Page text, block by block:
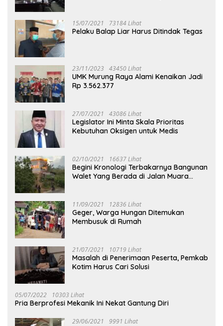
15/07/2021 73184 Lihat
Pelaku Balap Liar Harus Ditindak Tegas
23/11/2023 43450 Lihat
UMK Murung Raya Alami Kenaikan Jadi
Rp 3.562.377
27/07/2021 43086 Lihat
Legislator Ini Minta Skala Prioritas
Kebutuhan Oksigen untuk Medis
02/10/2021 16637 Lihat
Begini Kronologi Terbakarnya Bangunan
Walet Yang Berada di Jalan Muara
11/09/2021 12836 Lihat
Geger, Warga Hungan Ditemukan
Membusuk di Rumah
21/07/2021 10719 Lihat
Masalah di Penerimaan Peserta, Pemkab
Kotim Harus Cari Solusi
05/07/2022 10303 Lihat
Pria Berprofesi Mekanik Ini Nekat Gantung Diri
29/06/2021 9991 Lihat